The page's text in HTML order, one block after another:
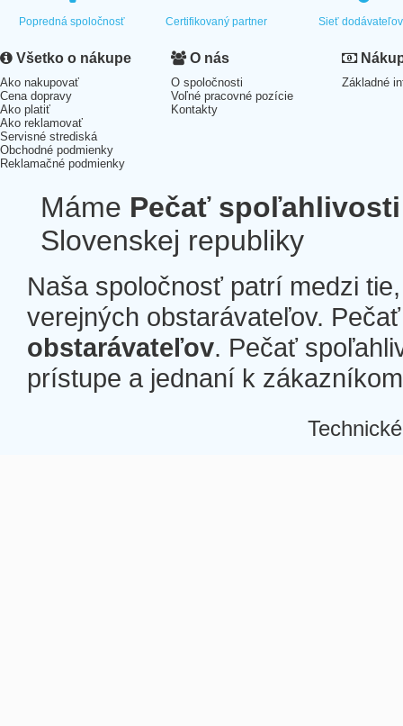
Popredná spoločnosť Certifikovaný partner Sieť dodávateľov
Všetko o nákupe
Ako nakupovať
Cena dopravy
Ako platiť
Ako reklamovať
Servisné strediská
Obchodné podmienky
Reklamačné podmienky
O nás
O spoločnosti
Voľné pracovné pozície
Kontakty
Základné
Máme Pečať spoľahlivosti
Slovenskej republiky
Naša spoločnosť patrí medzi
verejných obstarávateľov.
obstarávateľov. Pečať
prístupe a jednaní k